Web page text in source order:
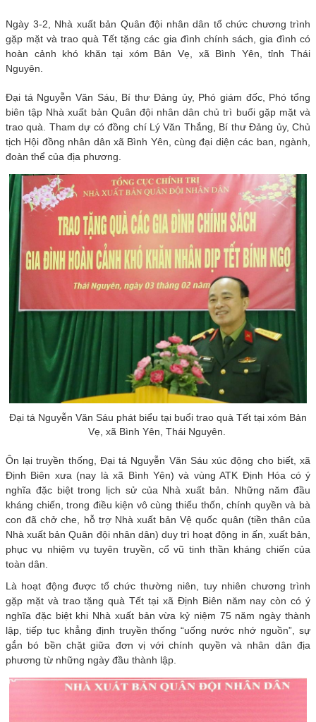
Ngày 3-2, Nhà xuất bản Quân đội nhân dân tổ chức chương trình
gặp mặt và trao quà Tết tặng các gia đình chính sách, gia đình có
hoàn cảnh khó khăn tại xóm Bản Vẹ, xã Bình Yên, tỉnh Thái
Nguyên.
Đại tá Nguyễn Văn Sáu, Bí thư Đảng ủy, Phó giám đốc, Phó tổng
biên tập Nhà xuất bản Quân đội nhân dân chủ trì buổi gặp mặt và
trao quà. Tham dự có đồng chí Lý Văn Thắng, Bí thư Đảng ủy, Chủ
tịch Hội đồng nhân dân xã Bình Yên, cùng đại diện các ban, ngành,
đoàn thể của địa phương.
Đại tá Nguyễn Văn Sáu phát biểu tại buổi trao quà Tết tại xóm Bản
Vẹ, xã Bình Yên, Thái Nguyên.
Ôn lại truyền thống, Đại tá Nguyễn Văn Sáu xúc động cho biết, xã
Định Biên xưa (nay là xã Bình Yên) và vùng ATK Định Hóa có ý
nghĩa đặc biệt trong lịch sử của Nhà xuất bản. Những năm đầu
kháng chiến, trong điều kiện vô cùng thiếu thốn, chính quyền và bà
con đã chở che, hỗ trợ Nhà xuất bản Vệ quốc quân (tiền thân của
Nhà xuất bản Quân đội nhân dân) duy trì hoạt động in ấn, xuất bản,
phục vụ nhiệm vụ tuyên truyền, cổ vũ tinh thần kháng chiến của
toàn dân.
Là hoạt động được tổ chức thường niên, tuy nhiên chương trình
gặp mặt và trao tặng quà Tết tại xã Định Biên năm nay còn có ý
nghĩa đặc biệt khi Nhà xuất bản vừa kỷ niệm 75 năm ngày thành
lập, tiếp tục khẳng định truyền thống “uống nước nhớ nguồn”, sự
gắn bó bền chặt giữa đơn vị với chính quyền và nhân dân địa
phương từ những ngày đầu thành lập.